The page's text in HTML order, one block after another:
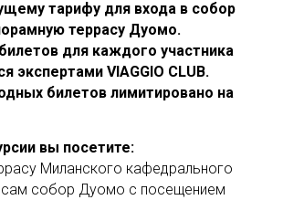
тарифу для входа в собор
террасу Дуомо.
для каждого участника
экспертами VIAGGIO CLUB.
билетов лимитировано на
вы посетите:
Миланского кафедрального
собор Дуомо с посещением